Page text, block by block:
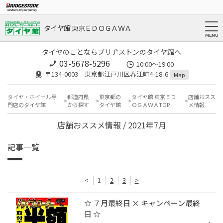
タイヤ館 東京ＥＤＯＧＡＷＡ
タイヤのことならブリヂストンのタイヤ館へ
03-5678-5296
10:00～19:00
〒134-0003 東京都江戸川区春江町4-18-6
Map
タイヤ・ホイール専
門店のタイヤ館
都道府県
から探す
東京都の
タイヤ館
タイヤ館 東京ＥＤ
ＯＧＡＷＡTOP
店舗おスス
メ情報
店舗おススメ情報 / 2021年7月
記事一覧
< 1 2 3 >
☆ ７月最終日 × キャンペーン最終
日 ☆